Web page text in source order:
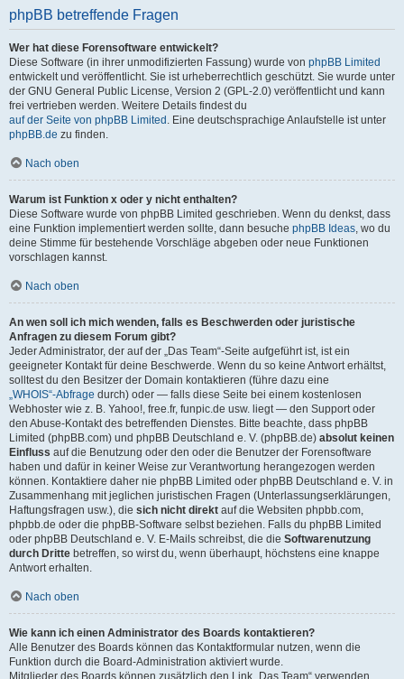
phpBB betreffende Fragen
Wer hat diese Forensoftware entwickelt?
Diese Software (in ihrer unmodifizierten Fassung) wurde von phpBB Limited
entwickelt und veröffentlicht. Sie ist urheberrechtlich geschützt. Sie wurde unter
der GNU General Public License, Version 2 (GPL-2.0) veröffentlicht und kann
frei vertrieben werden. Weitere Details findest du
auf der Seite von phpBB Limited . Eine deutschsprachige Anlaufstelle ist unter
phpBB.de zu finden.
Nach oben
Warum ist Funktion x oder y nicht enthalten?
Diese Software wurde von phpBB Limited geschrieben. Wenn du denkst, dass
eine Funktion implementiert werden sollte, dann besuche phpBB Ideas, wo du
deine Stimme für bestehende Vorschläge abgeben oder neue Funktionen
vorschlagen kannst.
Nach oben
An wen soll ich mich wenden, falls es Beschwerden oder juristische
Anfragen zu diesem Forum gibt?
Jeder Administrator, der auf der „Das Team“-Seite aufgeführt ist, ist ein
geeigneter Kontakt für deine Beschwerde. Wenn du so keine Antwort erhältst,
solltest du den Besitzer der Domain kontaktieren (führe dazu eine
„WHOIS“-Abfrage durch) oder — falls diese Seite bei einem kostenlosen
Webhoster wie z. B. Yahoo!, free.fr, funpic.de usw. liegt — den Support oder
den Abuse-Kontakt des betreffenden Dienstes. Bitte beachte, dass phpBB
Limited (phpBB.com) und phpBB Deutschland e. V. (phpBB.de) absolut keinen
Einfluss auf die Benutzung oder den oder die Benutzer der Forensoftware
haben und dafür in keiner Weise zur Verantwortung herangezogen werden
können. Kontaktiere daher nie phpBB Limited oder phpBB Deutschland e. V. in
Zusammenhang mit jeglichen juristischen Fragen (Unterlassungserklärungen,
Haftungsfragen usw.), die sich nicht direkt auf die Websiten phpbb.com,
phpbb.de oder die phpBB-Software selbst beziehen. Falls du phpBB Limited
oder phpBB Deutschland e. V. E-Mails schreibst, die die Softwarenutzung
durch Dritte betreffen, so wirst du, wenn überhaupt, höchstens eine knappe
Antwort erhalten.
Nach oben
Wie kann ich einen Administrator des Boards kontaktieren?
Alle Benutzer des Boards können das Kontaktformular nutzen, wenn die
Funktion durch die Board-Administration aktiviert wurde.
Mitglieder des Boards können zusätzlich den Link „Das Team“ verwenden.